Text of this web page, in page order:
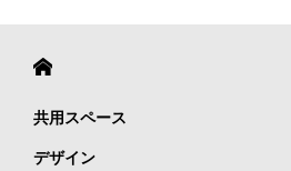
共用スペース
デザイン